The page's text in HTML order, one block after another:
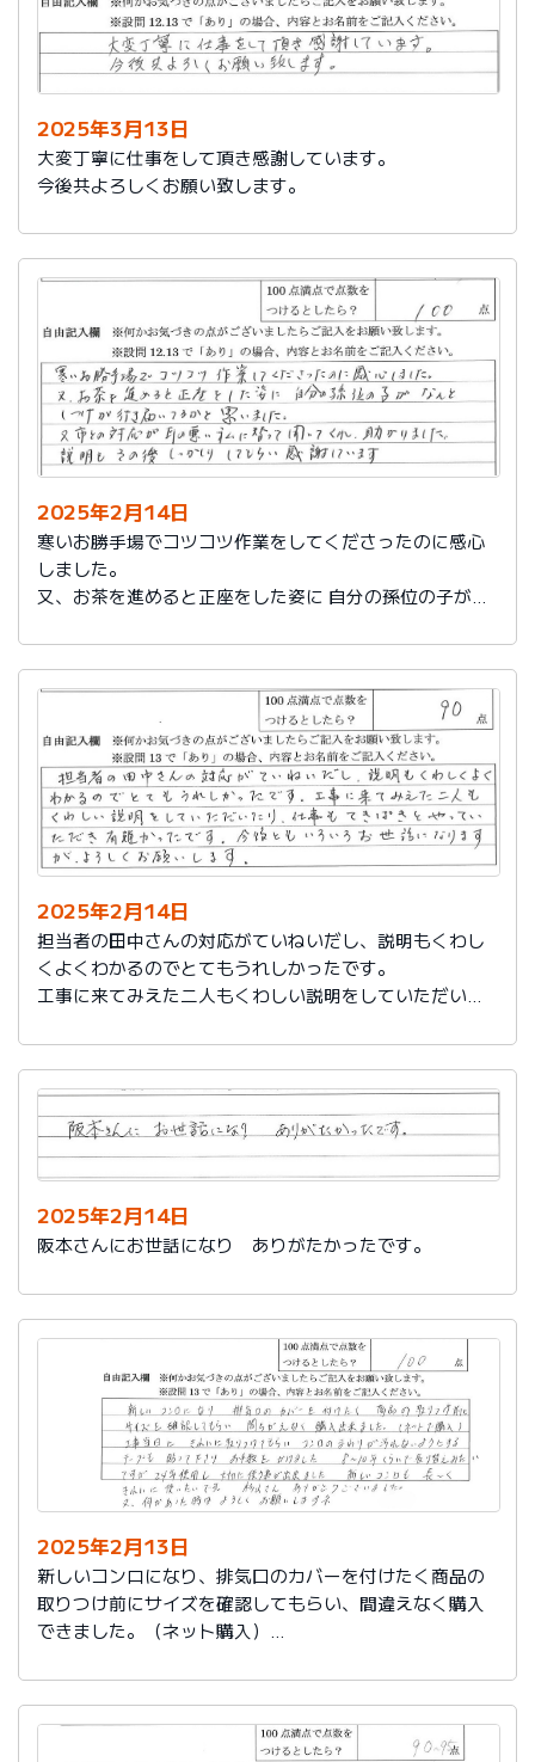
2025年3月13日
大変丁寧に仕事をして頂き感謝しています。
今後共よろしくお願い致します。
2025年2月14日
寒いお勝手場でコツコツ作業をしてくださったのに感心
しました。
又、お茶を進めると正座をした姿に 自分の孫位の子がな
又、市との対応が耳の悪い私に代わって聞いてくれ助か
りました。
説明もその後しっかりしてもらい感謝しています。
2025年2月14日
担当者の田中さんの対応がていねいだし、説明もくわし
くよくわかるのでとてもうれしかったです。
工事に来てみえた二人もくわしい説明をしていただいた
今後ともいろいろお世話になりますが、よろしくお願い
します。
2025年2月14日
阪本さんにお世話になり ありがたかったです。
2025年2月13日
新しいコンロになり、排気口のカバーを付けたく商品の
取りつけ前にサイズを確認してもらい、間違えなく購入
できました。（ネット購入）
汚れないようにするテープも貼って下さりお手数をかけ
ました。
８～10年くらいで取り替えみたいですが、24年使用し大